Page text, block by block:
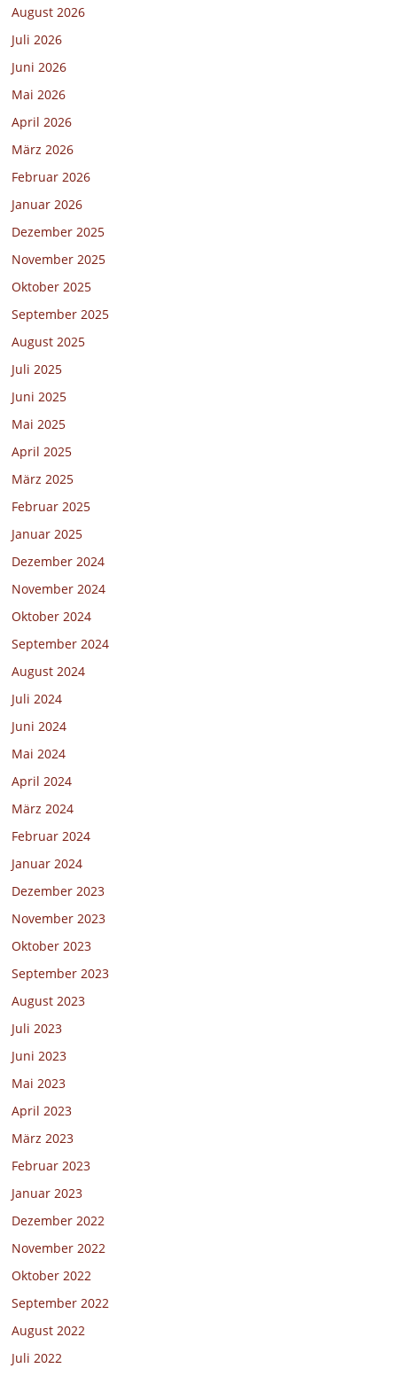
August 2026
Juli 2026
Juni 2026
Mai 2026
April 2026
März 2026
Februar 2026
Januar 2026
Dezember 2025
November 2025
Oktober 2025
September 2025
August 2025
Juli 2025
Juni 2025
Mai 2025
April 2025
März 2025
Februar 2025
Januar 2025
Dezember 2024
November 2024
Oktober 2024
September 2024
August 2024
Juli 2024
Juni 2024
Mai 2024
April 2024
März 2024
Februar 2024
Januar 2024
Dezember 2023
November 2023
Oktober 2023
September 2023
August 2023
Juli 2023
Juni 2023
Mai 2023
April 2023
März 2023
Februar 2023
Januar 2023
Dezember 2022
November 2022
Oktober 2022
September 2022
August 2022
Juli 2022